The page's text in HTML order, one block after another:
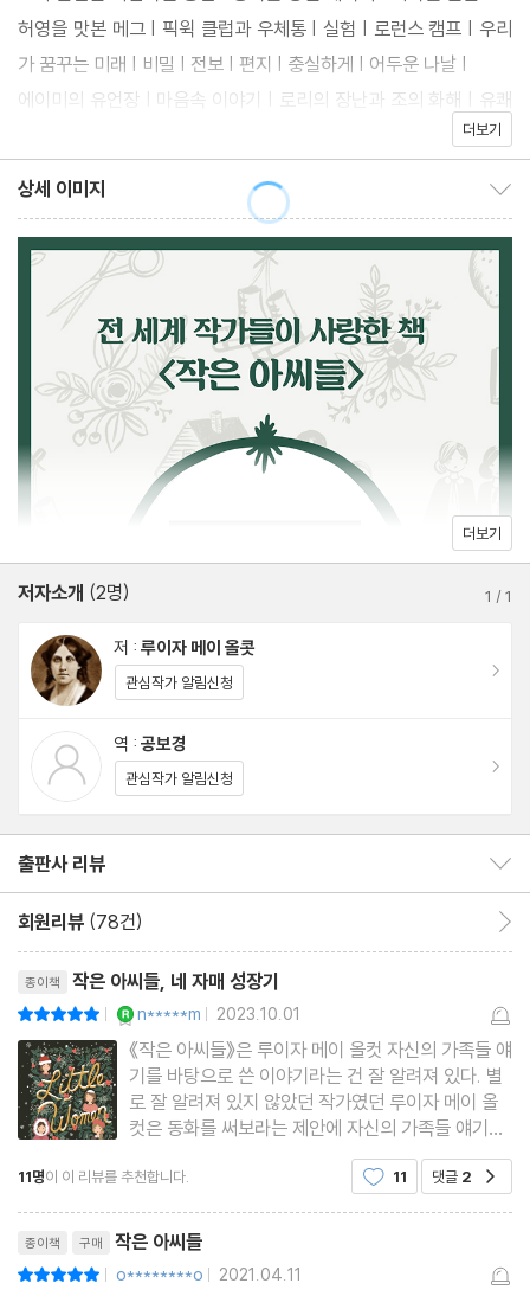
다. 젊은 여성 번역가가 가급적 현대적 언어로 번역하여 가독성을 높
였으며 세계적 디자인 브랜드 Rifle Paper Co.의 애나 본드가 커버
를 디자인하여 소장욕구를 자극한다. 엠마 왓슨, 시얼샤 로넌, 티모
시 샬라메가 출연하는 동명의 영화가 개봉되어 색다른 감동을 선사
할 예정이다.
조앤 K. 롤링, 시몬 드 보부아르, 줌파 라히리가 평생 사랑한 책, 『작
은 아씨들』과 만나라. 물질보다 영혼의 부유함을 찾은 그들이 내면
의 아름다움을 갖춘 강인한 어른이 되는 법을 기꺼이 나눠줄 것이다.
허영을 맛본 메그 | 픽윅 클럽과 우체통 | 실험 | 로런스 캠프 | 우리
가 꿈꾸는 미래 | 비밀 | 전보 | 편지 | 충실하게 | 어두운 나날 |
에이미의 유언장 | 마음속 이야기 | 로리의 장난과 조의 화해 | 유쾌
2부
그간의 이야기 | 메그의 결혼식 | 예술가의 시도 | 문학 수업 | 신혼의
나날들 | 방문 | 결과 |
해외 통신원 | 애달픈 마음 | 조의 편지 | 친구 | 비통한 마음 | 베스의
비밀 | 새로운 모습 | 현명한 처신 | 게으른 로런스 | 죽음의 골짜기 |
잊어야 하는 것들 | 홀로 견뎌야 할 시간 | 놀라운 일들 | 젊은 부부 |
데이지와 데미 | 우산 아래서 | 수확의 시간
더보기
상세 이미지
더보기
저자소개 (2명) 1 /1
저 : 루이자 메이 올콧
관심작가 알림신청
역 : 공보경
관심작가 알림신청
출판사 리뷰
회원리뷰 (78건)
종이책 작은 아씨들, 네 자매 성장기
| n*****m | 2023.10.01
《작은 아씨들》은 루이자 메이 올컷 자신의 가족들 얘
기를 바탕으로 쓴 이야기라는 건 잘 알려져 있다. 별
로 잘 알려져 있지 않았던 작가였던 루이자 메이 올
컷은 동화를 써보라는 제안에 자신의 가족들 얘기를
기반으로 잘 풀어내어 많은 사람들의 공감을 얻어냈
다. 마치 가문의 네 자매가 소설의 주인공이다.
컷 자신
11명이 이 리뷰를 추천합니다. 11 댓글 2
종이책 구매 작은 아씨들
| o********o | 2021.04.11